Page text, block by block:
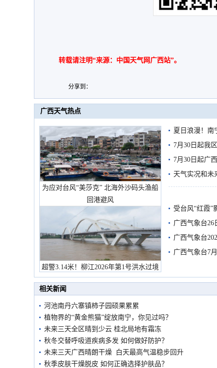
转载请注明“来源：中国天气网广西站”。
分享到：
广西天气热点
为应对台风“美莎克” 北海外沙码头渔船
回港避风
超警3.14米！柳江2026年第1号洪水过境
市民在堤岸见证汛况
夏日浪漫！南
7月30日起我
7月30日起广
天气实况和未
受台风“红霞”
有较强降雨
广西气象台26
广西气象台
预警
广西气象台7
相关新闻
河池南丹六寨镇柿子园硕果累累
植物界的“黄金熊猫”绽放南宁，你见过吗？
未来三天全区晴到少云 桂北局地有霜冻
秋冬交替呼吸道疾病多发 如何做好防护？
未来三天广西晴朗干燥 白天最高气温稳步回升
秋季皮肤干燥脱皮 如何正确选择护肤品？